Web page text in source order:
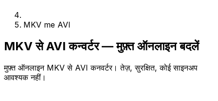
MKV me AVI
MKV से AVI कन्वर्टर — मुफ़्त ऑनलाइन बदलें
मुफ़्त ऑनलाइन MKV से AVI कनवर्टर। तेज़, सुरक्षित, कोई साइनअप
आवश्यक नहीं।